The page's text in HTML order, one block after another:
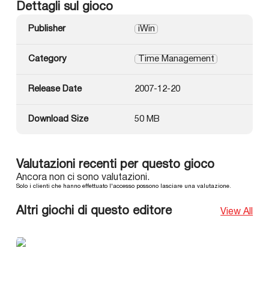
Dettagli sul gioco
Publisher iWin
Category Time Management
Release Date 2007-12-20
Download Size 50 MB
Valutazioni recenti per questo gioco
Ancora non ci sono valutazioni.
Solo i clienti che hanno effettuato l'accesso possono lasciare una valutazione.
Altri giochi di questo editore View All